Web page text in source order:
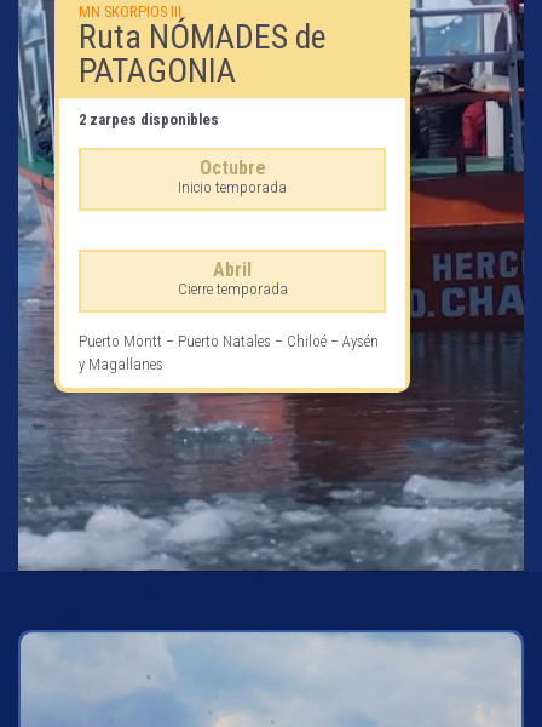
MN SKORPIOS III
Ruta NÓMADES de
PATAGONIA
2 zarpes disponibles
Octubre
Inicio temporada
Abril
Cierre temporada
Puerto Montt – Puerto Natales – Chiloé – Aysén
y Magallanes